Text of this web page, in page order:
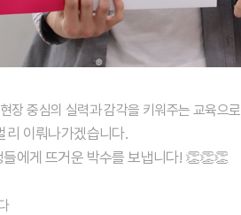
현장 중심의 실력과 감각을 키워주는 교육으로
리 이뤄나가겠습니다.
들에게 뜨거운 박수를 보냅니다! 👏👏👏